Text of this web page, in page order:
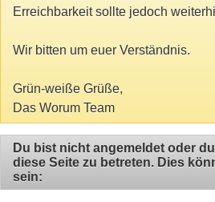
Erreichbarkeit sollte jedoch
Wir bitten um euer Verständnis.
Grün-weiße Grüße,
Das Worum Team
Du bist nicht angemeldet oder
diese Seite zu betreten. Dies
sein: